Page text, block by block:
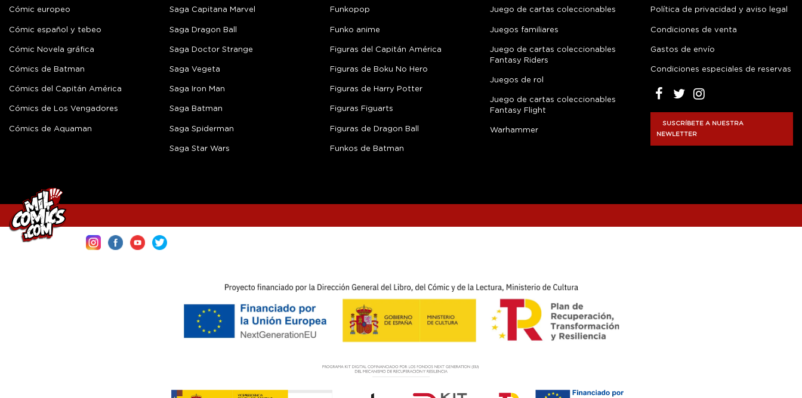
Cómic europeo
Cómic español y tebeo
Cómic Novela gráfica
Cómics de Batman
Cómics del Capitán América
Cómics de Los Vengadores
Cómics de Aquaman
Saga Capitana Marvel
Saga Dragon Ball
Saga Doctor Strange
Saga Vegeta
Saga Iron Man
Saga Batman
Saga Spiderman
Saga Star Wars
Funkopop
Funko anime
Figuras del Capitán América
Figuras de Boku No Hero
Figuras de Harry Potter
Figuras Figuarts
Figuras de Dragon Ball
Funkos de Batman
Juego de cartas coleccionables
Juegos familiares
Juego de cartas coleccionables
Fantasy Riders
Juegos de rol
Juego de cartas coleccionables
Fantasy Flight
Warhammer
Política de privacidad y aviso legal
Condiciones de venta
Gastos de envío
Condiciones especiales de reservas
SUSCRÍBETE A NUESTRA
NEWLETTER